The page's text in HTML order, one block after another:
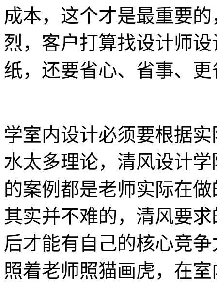
成本，这个才是最重要
烈，客户打算找设计师
纸，还要省心、省事、
学室内设计必须要根据
水太多理论，清风设计
的案例都是老师实际在
其实并不难的，清风要
后才能有自己的核心竞
照着老师照猫画虎，在